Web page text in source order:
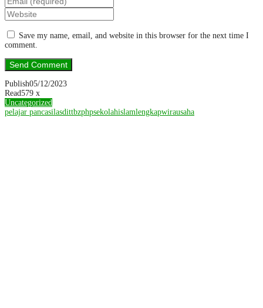
Save my name, email, and website in this browser for the next time I
comment.
Publish05/12/2023
Read579 x
Uncategorized
pelajar pancasilasdittbzphpsekolahislamlengkapwirausaha